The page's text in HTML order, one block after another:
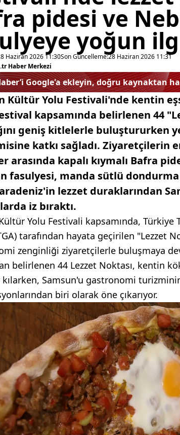
pidesi ve
yoğun
Haziran 2026 11:30Son Güncelleme:28 Haziran 2026 11:31
Haber Merkezi
Google'a ekleyin, doğru kaynaktan
Kültür Yolu Festivali'nde kentin
kapsamında belirlenen 44
geniş kitlelerle buluştururken
katkı sağladı. Ziyaretçilerin
arasında kapalı kıymalı Bafra
fasulyesi, manda sütlü
lezzet duraklarından
iz bıraktı.
Yolu Festivali kapsamında, Türkiye
tarafından hayata geçirilen "Lezzet
zenginliği ziyaretçilerle buluşmaya
belirlenen 44 Lezzet Noktası, kentin
Samsun'u gastronomi
biri olarak öne çıkarıyor.